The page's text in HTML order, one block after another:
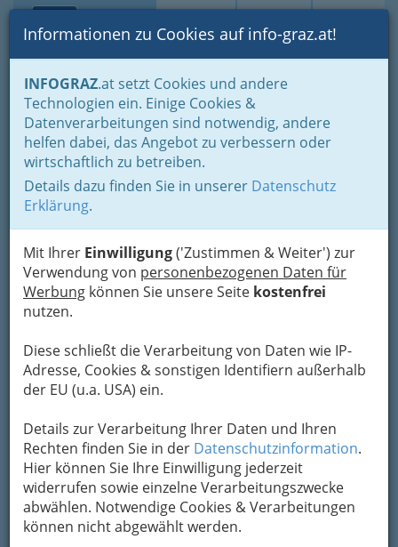
Suche Login Toggle
Informationen zu Cookies auf info-graz.at!
INFOGRAZ.at setzt Cookies und andere
Technologien ein. Einige Cookies &
Datenverarbeitungen sind notwendig, andere
helfen dabei, das Angebot zu verbessern oder
wirtschaftlich zu betreiben.
Details dazu finden Sie in unserer Datenschutz
Erklärung.
Mit Ihrer Einwilligung('Zustimmen & Weiter') zur
Verwendung von personenbezogenen Daten für
Werbung können Sie unsere Seite kostenfrei
nutzen.
Diese schließt die Verarbeitung von Daten wie IP-
Adresse, Cookies & sonstigen Identifiern außerhalb
der EU (u.a. USA) ein.
Details zur Verarbeitung Ihrer Daten und Ihren
Rechten finden Sie in der Datenschutzinformation.
Hier können Sie Ihre Einwilligung jederzeit
widerrufen sowie einzelne Verarbeitungszwecke
abwählen. Notwendige Cookies & Verarbeitungen
können nicht abgewählt werden.
Home Branchen
Notdienste für (fast) alle Fälle
Diverse Hilfen bei Notfällen & wichtige Adressen
Bankomat Sperrtelefon:
0800 / 204 88 00
+43 800 204 88 00
sollten Sie diese ehemöglichst sperren lassen.